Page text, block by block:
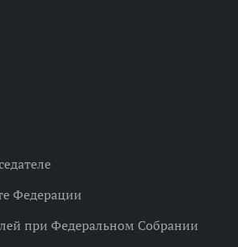
Федерации
при Федеральном Собрании